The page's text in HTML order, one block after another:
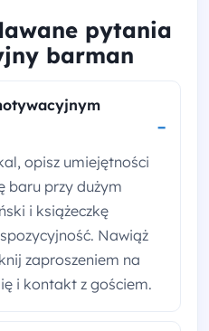
pytania
barman
opisz umiejętności
baru przy dużym
i książeczkę
Nawiąż
zaproszeniem na
i kontakt z gościem.